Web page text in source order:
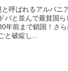
呼ばれるアルバニ
バと並んで最貧国ら
年前まで鎖国！さら
と破綻し...